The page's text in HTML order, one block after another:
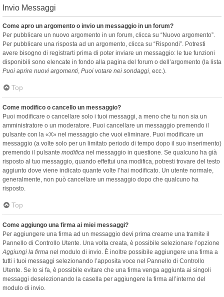
Invio Messaggi
Come apro un argomento o invio un messaggio in un forum?
Per pubblicare un nuovo argomento in un forum, clicca su “Nuovo argomento”.
Per pubblicare una risposta ad un argomento, clicca su “Rispondi”. Potresti
avere bisogno di registrarti prima di poter inviare un messaggio: le tue funzioni
disponibili sono elencate in fondo alla pagina del forum o dell’argomento (la lista
Puoi aprire nuovi argomenti, Puoi votare nei sondaggi, ecc.).
Top
Come modifico o cancello un messaggio?
Puoi modificare o cancellare solo i tuoi messaggi, a meno che tu non sia un
amministratore o un moderatore. Puoi cancellare un messaggio premendo il
pulsante con la «X» nel messaggio che vuoi eliminare. Puoi modificare un
messaggio (a volte solo per un limitato periodo di tempo dopo il suo inserimento)
premendo il pulsante modifica nel messaggio in questione. Se qualcuno ha già
risposto al tuo messaggio, quando effettui una modifica, potresti trovare del testo
aggiunto dove viene indicato quante volte l’hai modificato. Un utente normale,
generalmente, non può cancellare un messaggio dopo che qualcuno ha
risposto.
Top
Come aggiungo una firma ai miei messaggi?
Per aggiungere una firma ad un messaggio devi prima crearne una tramite il
Pannello di Controllo Utente. Una volta creata, è possibile selezionare l’opzione
Aggiungi la firma nel modulo di invio. È inoltre possibile aggiungere una firma a
tutti i tuoi messaggi selezionando l’apposita voce nel Pannello di Controllo
Utente. Se lo si fa, è possibile evitare che una firma venga aggiunta ai singoli
messaggi deselezionando la casella per aggiungere la firma all’interno del
modulo di invio.